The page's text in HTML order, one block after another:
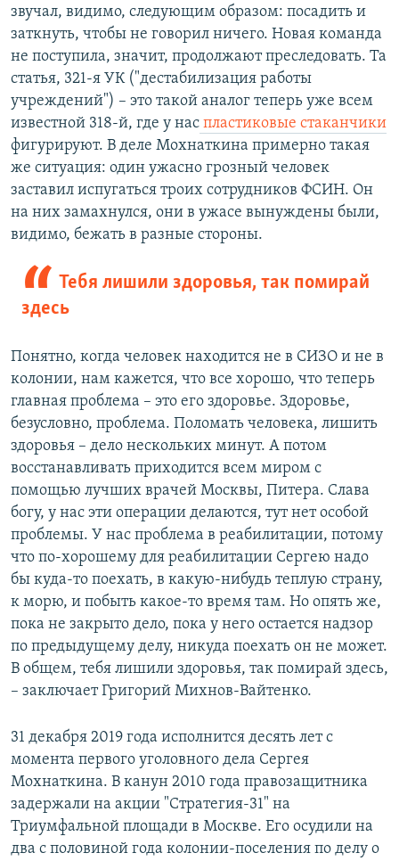
звучал, видимо, следующим образом: посадить и
заткнуть, чтобы не говорил ничего. Новая команда
не поступила, значит, продолжают преследовать. Та
статья, 321-я УК ("дестабилизация работы
учреждений") – это такой аналог теперь уже всем
известной 318-й, где у нас пластиковые стаканчики
фигурируют. В деле Мохнаткина примерно такая
же ситуация: один ужасно грозный человек
заставил испугаться троих сотрудников ФСИН. Он
на них замахнулся, они в ужасе вынуждены были,
видимо, бежать в разные стороны.
Тебя лишили здоровья, так помирай
здесь
Понятно, когда человек находится не в СИЗО и не в
колонии, нам кажется, что все хорошо, что теперь
главная проблема – это его здоровье. Здоровье,
безусловно, проблема. Поломать человека, лишить
здоровья – дело нескольких минут. А потом
восстанавливать приходится всем миром с
помощью лучших врачей Москвы, Питера. Слава
богу, у нас эти операции делаются, тут нет особой
проблемы. У нас проблема в реабилитации, потому
что по-хорошему для реабилитации Сергею надо
бы куда-то поехать, в какую-нибудь теплую страну,
к морю, и побыть какое-то время там. Но опять же,
пока не закрыто дело, пока у него остается надзор
по предыдущему делу, никуда поехать он не может.
В общем, тебя лишили здоровья, так помирай здесь,
– заключает Григорий Михнов-Вайтенко.
31 декабря 2019 года исполнится десять лет с
момента первого уголовного дела Сергея
Мохнаткина. В канун 2010 года правозащитника
задержали на акции "Стратегия-31" на
Триумфальной площади в Москве. Его осудили на
два c половиной года колонии-поселения по делу о